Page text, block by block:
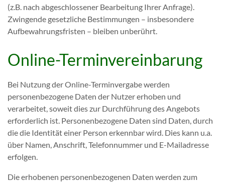
(z.B. nach abgeschlossener Bearbeitung Ihrer Anfrage).
Zwingende gesetzliche Bestimmungen – insbesondere
Aufbewahrungsfristen – bleiben unberührt.
Online-Terminvereinbarung
Bei Nutzung der Online-Terminvergabe werden
personenbezogene Daten der Nutzer erhoben und
verarbeitet, soweit dies zur Durchführung des Angebots
erforderlich ist. Personenbezogene Daten sind Daten, durch
die die Identität einer Person erkennbar wird. Dies kann u.a.
über Namen, Anschrift, Telefonnummer und E-Mailadresse
erfolgen.
Die erhobenen personenbezogenen Daten werden zum